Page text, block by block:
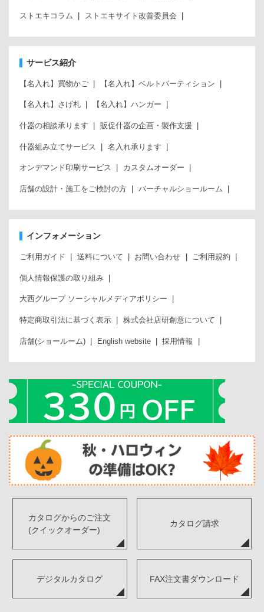
ストエキコラム ストエキサイト改善委員会
サービス紹介
【名入れ】買物かご 【名入れ】ベルトパーティション
【名入れ】さげ札 【名入れ】ハンガー
什器の相談承ります 販促什器の企画・製作支援
什器組み立てサービス 名入れ承ります
オンデマンド印刷サービス カスタムオーダー
店舗の設計・施工をご検討の方 バーチャルショールーム
インフォメーション
ご利用ガイド 送料について お問い合わせ ご利用規約
個人情報保護の取り組み
大西グループ ソーシャルメディアポリシー
特定商取引法に基づく表示 株式会社店研創意について
店舗(ショールーム) English website 採用情報
カタログからのご注文
(クイックオーダー)
カタログ請求
デジタルカタログ FAX注文書ダウンロード